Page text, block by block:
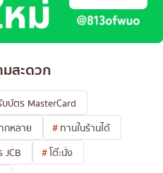
สะดวก
บัตร MasterCard
กหลาย
ทานในร้านได้
JCB
โต๊ะนั่ง